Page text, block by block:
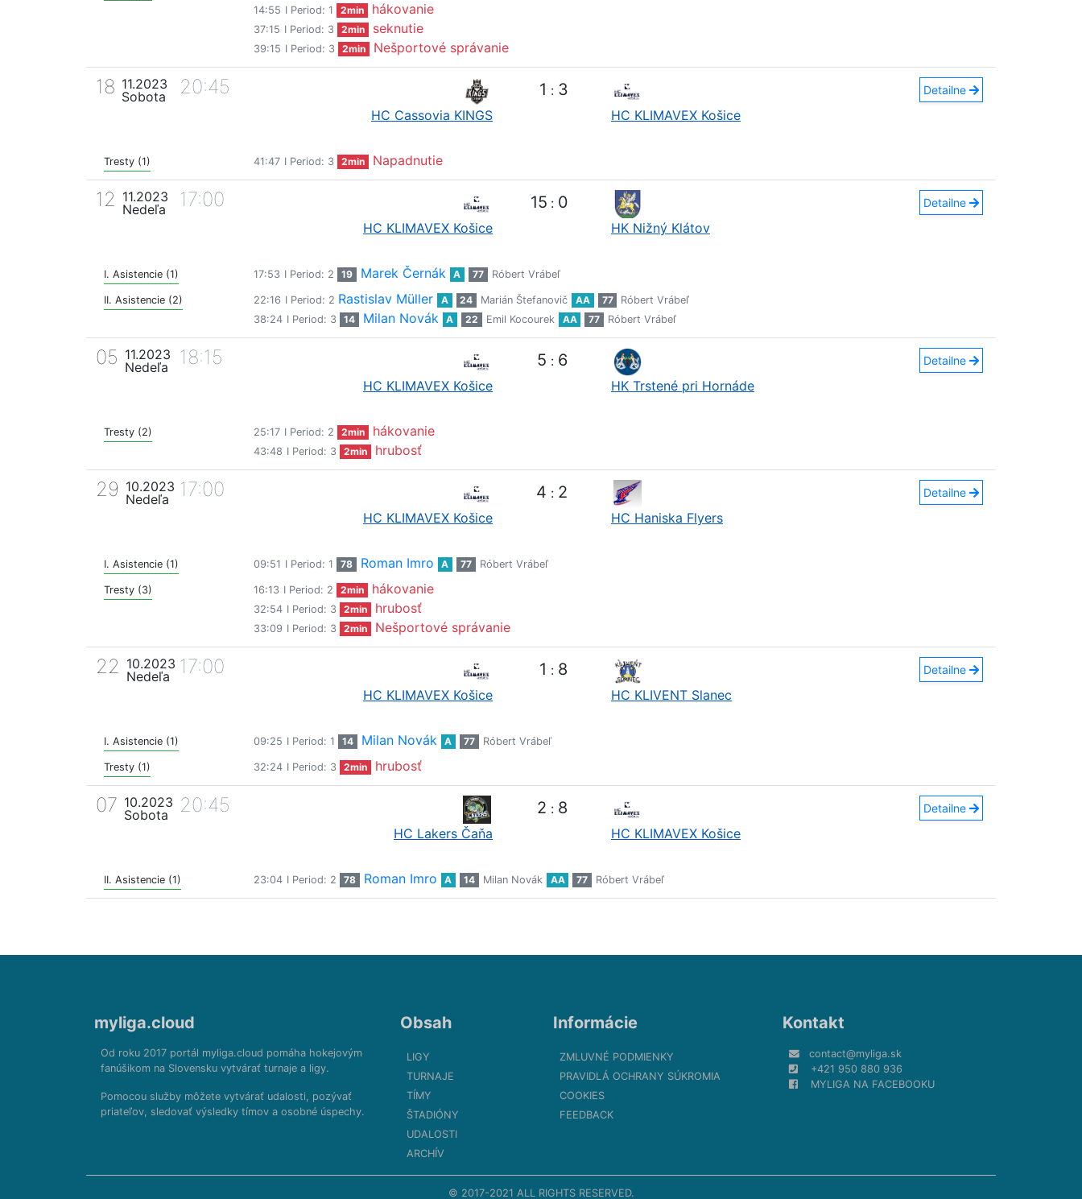
14:55 I Period: 1 2min hákovanie
37:15 I Period: 3 2min seknutie
39:15 I Period: 3 2min Nešportové správanie
18 11.2023
Sobota
20:45
HC Cassovia KINGS
1 : 3
HC KLIMAVEX Košice
Detailne
Tresty (1) 41:47 I Period: 3 2min Napadnutie
12 11.2023
Nedeľa
17:00
HC KLIMAVEX Košice
15 : 0
HK Nižný Klátov
Detailne
I. Asistencie (1) 17:53 I Period: 2 19 Marek Černák A 77 Róbert Vrábeľ
II. Asistencie (2) 22:16 I Period: 2 Rastislav Müller A 24 Marián Štefanovič AA 77
Róbert Vrábeľ
38:24 I Period: 3 14 Milan Novák A 22 Emil Kocourek AA 77 Róbert Vrábeľ
05 11.2023
Nedeľa
18:15
HC KLIMAVEX Košice
5 : 6
HK Trstené pri Hornáde
Detailne
Tresty (2) 25:17 I Period: 2 2min hákovanie
43:48 I Period: 3 2min hrubosť
29 10.2023
Nedeľa
17:00
HC KLIMAVEX Košice
4 : 2
HC Haniska Flyers
Detailne
I. Asistencie (1) 09:51 I Period: 1 78 Roman Imro A 77 Róbert Vrábeľ
Tresty (3) 16:13 I Period: 2 2min hákovanie
32:54 I Period: 3 2min hrubosť
33:09 I Period: 3 2min Nešportové správanie
22 10.2023
Nedeľa
17:00
HC KLIMAVEX Košice
1 : 8
HC KLIVENT Slanec
Detailne
I. Asistencie (1) 09:25 I Period: 1 14 Milan Novák A 77 Róbert Vrábeľ
Tresty (1) 32:24 I Period: 3 2min hrubosť
07 10.2023
Sobota
20:45
HC Lakers Čaňa
2 : 8
HC KLIMAVEX Košice
Detailne
II. Asistencie (1) 23:04 I Period: 2 78 Roman Imro A 14 Milan Novák AA 77 Róbert Vrábeľ
myliga.cloud
Od roku 2017 portál myliga.cloud pomáha hokejovým
fanúšikom na Slovensku vytvárať turnaje a ligy.
Pomocou služby môžete vytvárať udalosti, pozývať
priateľov, sledovať výsledky tímov a osobné úspechy.
Obsah
LIGY
TURNAJE
TÍMY
ŠTADIÓNY
UDALOSTI
ARCHÍV
Informácie
ZMLUVNÉ PODMIENKY
PRAVIDLÁ OCHRANY SÚKROMIA
COOKIES
FEEDBACK
Kontakt
contact@myliga.sk
+421 950 880 936
MYLIGA NA FACEBOOKU
© 2017-2021 ALL RIGHTS RESERVED.